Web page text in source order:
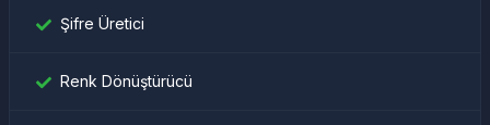
Şifre Üretici
Renk Dönüştürücü